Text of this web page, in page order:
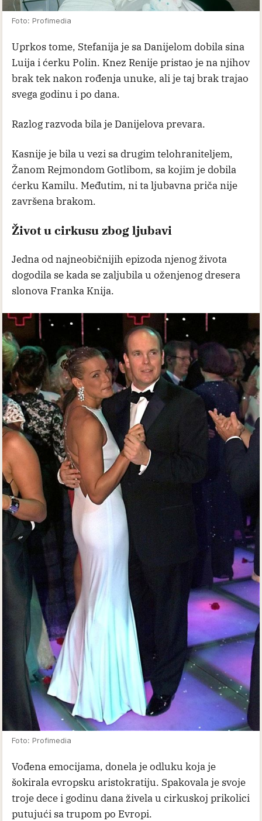
Foto: Profimedia
Uprkos tome, Stefanija je sa Danijelom dobila sina
Luija i ćerku Polin. Knez Renije pristao je na njihov
brak tek nakon rođenja unuke, ali je taj brak trajao
svega godinu i po dana.
Razlog razvoda bila je Danijelova prevara.
Kasnije je bila u vezi sa drugim telohraniteljem,
Žanom Rejmondom Gotlibom, sa kojim je dobila
ćerku Kamilu. Međutim, ni ta ljubavna priča nije
završena brakom.
Život u cirkusu zbog ljubavi
Jedna od najneobičnijih epizoda njenog života
dogodila se kada se zaljubila u oženjenog dresera
slonova Franka Knija.
Foto: Profimedia
Vođena emocijama, donela je odluku koja je
šokirala evropsku aristokratiju. Spakovala je svoje
troje dece i godinu dana živela u cirkuskoj prikolici
putujući sa trupom po Evropi.